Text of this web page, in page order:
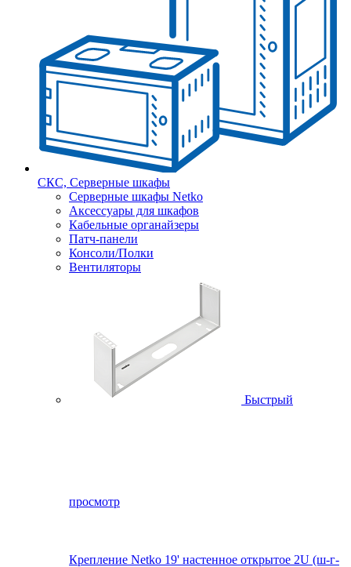
СКС, Серверные шкафы
Серверные шкафы Netko
Аксессуары для шкафов
Кабельные органайзеры
Патч-панели
Консоли/Полки
Вентиляторы
Быстрый
просмотр
Крепление Netko 19' настенное открытое 2U (ш-г-